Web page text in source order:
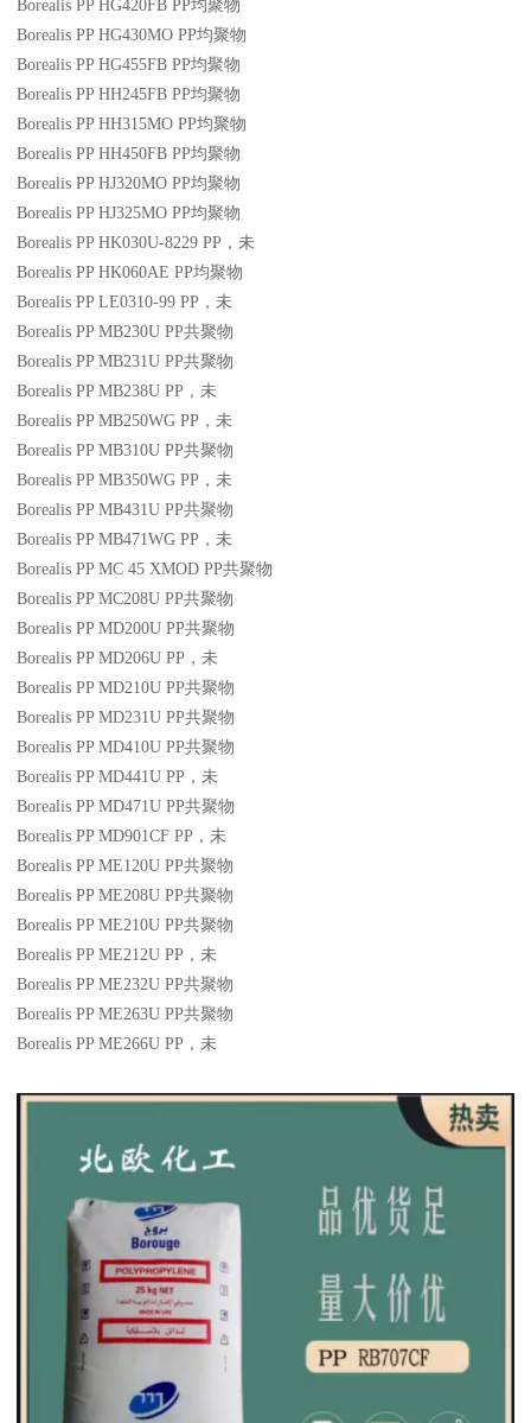
Borealis PP HG420FB PP均聚物
Borealis PP HG430MO PP均聚物
Borealis PP HG455FB PP均聚物
Borealis PP HH245FB PP均聚物
Borealis PP HH315MO PP均聚物
Borealis PP HH450FB PP均聚物
Borealis PP HJ320MO PP均聚物
Borealis PP HJ325MO PP均聚物
Borealis PP HK030U-8229 PP ，未
Borealis PP HK060AE PP均聚物
Borealis PP LE0310-99 PP ，未
Borealis PP MB230U PP共聚物
Borealis PP MB231U PP共聚物
Borealis PP MB238U PP ，未
Borealis PP MB250WG PP ，未
Borealis PP MB310U PP共聚物
Borealis PP MB350WG PP ，未
Borealis PP MB431U PP共聚物
Borealis PP MB471WG PP ，未
Borealis PP MC 45 XMOD PP共聚物
Borealis PP MC208U PP共聚物
Borealis PP MD200U PP共聚物
Borealis PP MD206U PP ，未
Borealis PP MD210U PP共聚物
Borealis PP MD231U PP共聚物
Borealis PP MD410U PP共聚物
Borealis PP MD441U PP ，未
Borealis PP MD471U PP共聚物
Borealis PP MD901CF PP ，未
Borealis PP ME120U PP共聚物
Borealis PP ME208U PP共聚物
Borealis PP ME210U PP共聚物
Borealis PP ME212U PP ，未
Borealis PP ME232U PP共聚物
Borealis PP ME263U PP共聚物
Borealis PP ME266U PP ，未